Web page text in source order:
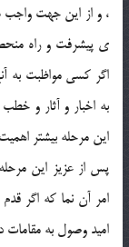
، و از اين جهت واجب
ي پيشرفت و راه
اگر کسي مواظبت به
به اخبار و آثار و
اين مرحله بيشتر
پس از عزيز اين
امر آن نما که اگر
اميد وصول به مقامات